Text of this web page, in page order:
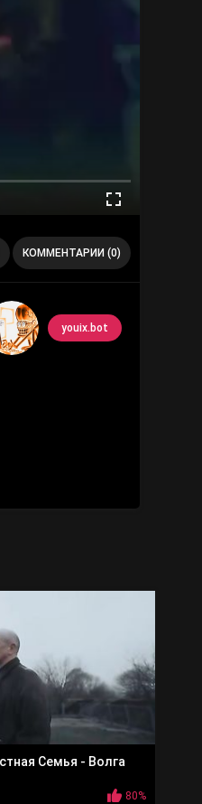
КОММЕНТАРИИ (0)
youix.bot
Семья - Волга
80%